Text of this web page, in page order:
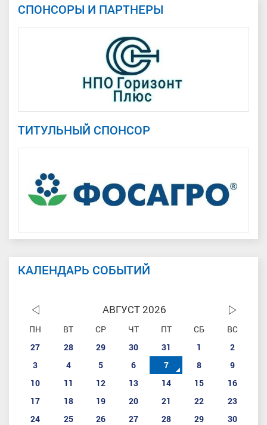
СПОНСОРЫ И ПАРТНЕРЫ
ТИТУЛЬНЫЙ СПОНСОР
КАЛЕНДАРЬ СОБЫТИЙ
АВГУСТ 2026
ПН ВТ СР ЧТ ПТ СБ
ВС
27
28 29 30 31 1
2
3
4 5 6 7 8
9
10
11 12 13 14 15
16
17
18 19 20 21 22
23
24
25 26 27 28 29
30